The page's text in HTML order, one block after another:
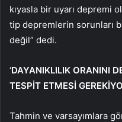
kıyasla bir uyarı depremi
tip depremlerin sorunları
değil” dedi.
‘DAYANIKLILIK ORANINI
TESPİT ETMESİ
Tahmin ve varsayımlara